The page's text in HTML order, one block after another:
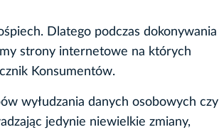
Dlatego podczas dokonywania
strony internetowe na których
Konsumentów.
wyłudzania danych osobowych czy
jedynie niewielkie zmiany,